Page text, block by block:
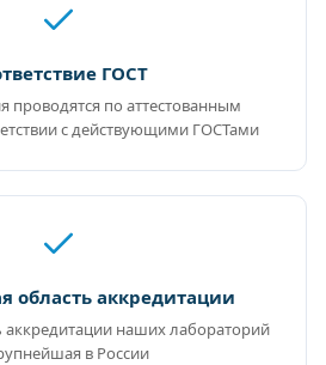
ГОСТ
проводятся по аттестованным
с действующими ГОСТами
аккредитации
аккредитации наших лабораторий
в России